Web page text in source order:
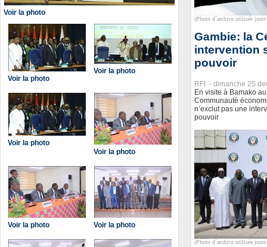
Voir la photo
Voir la photo
Voir la photo
Voir la photo
Voir la photo
Voir la photo Voir la photo
(Photo d`archive utilisée
Gambie: la
intervention
pouvoir
RFI - dimanche 25
En visite à Bamako
Communauté
n’exclut pas une
pouvoir
(Photo d`archive utilisée